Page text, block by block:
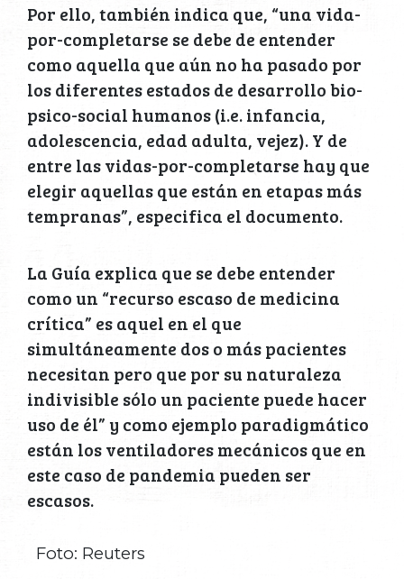
Por ello, también indica que, “una vida-
por-completarse se debe de entender
como aquella que aún no ha pasado por
los diferentes estados de desarrollo bio-
psico-social humanos (i.e. infancia,
adolescencia, edad adulta, vejez). Y de
entre las vidas-por-completarse hay que
elegir aquellas que están en etapas más
tempranas”, especifica el documento.
La Guía explica que se debe entender
como un “recurso escaso de medicina
crítica” es aquel en el que
simultáneamente dos o más pacientes
necesitan pero que por su naturaleza
indivisible sólo un paciente puede hacer
uso de él” y como ejemplo paradigmático
están los ventiladores mecánicos que en
este caso de pandemia pueden ser
escasos.
Foto: Reuters